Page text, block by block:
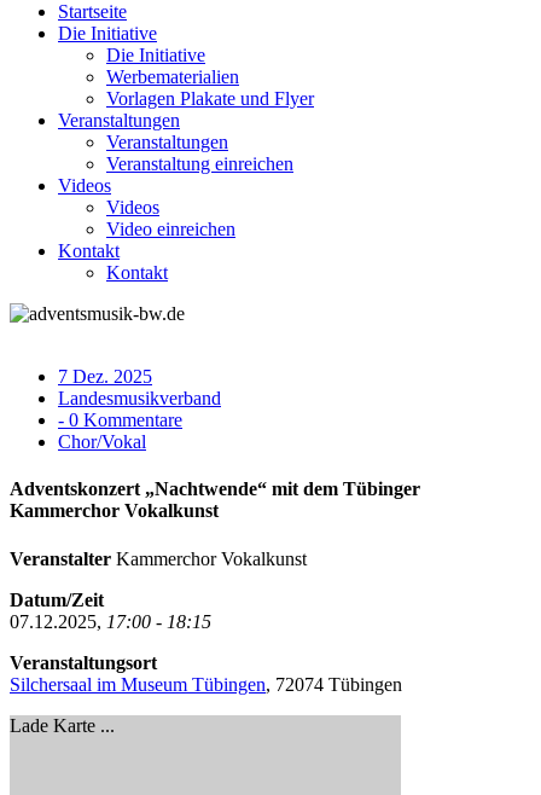
Startseite
Die Initiative
Die Initiative
Werbematerialien
Vorlagen Plakate und Flyer
Veranstaltungen
Veranstaltungen
Veranstaltung einreichen
Videos
Videos
Video einreichen
Kontakt
Kontakt
7 Dez. 2025
Landesmusikverband
- 0 Kommentare
Chor/Vokal
Adventskonzert „Nachtwende“ mit dem Tübinger
Kammerchor Vokalkunst
Veranstalter Kammerchor Vokalkunst
Datum/Zeit
07.12.2025, 17:00 - 18:15
Veranstaltungsort
Silchersaal im Museum Tübingen, 72074 Tübingen
Lade Karte ...